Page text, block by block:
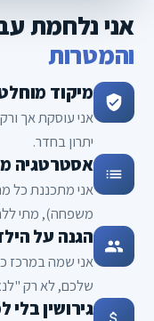
אני נלחמת
והמטרות
מיקוד
אני עוסקת אך
יתרון בחדר.
אסטרטגיה
אני מתכננת כל
משפחה), מתי
הגנה על
אני שמה במרכז
שלכם, לא רק
גירושין